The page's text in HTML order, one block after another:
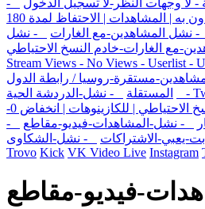
نشل المشاهدين | المأذون به | المشاهدات | الاحتفاظ لمدة 180
- نشل المشاهدين-مع الغارات
- نشل
مع الغارات-خادم النسخ الاحتياطي
Stream Views - No Views - Userlist -
مستقرة-روسيا / رابطة الدول
المستقلة
- نشل-الدردشة الحية -
المشاهدون | مق | خادم النسخ الاحتياطي | للكازينوهات | انخفاض 0-
- نشل-المشاهدات-فيديو-مقاطع
-
يعبي-الاشتراكات - نشل-الشكاوى
Trovo Kick VK Video Live Instagram
فيديو-مقاطع